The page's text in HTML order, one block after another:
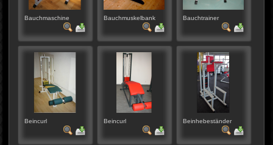
Bauchmaschine Bauchmuskelbank Bauchtrainer
Beincurl Beincurl Beinhebeständer